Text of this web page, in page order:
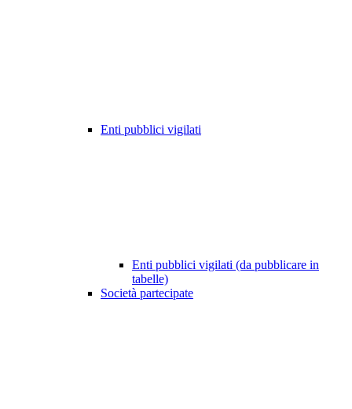
Enti pubblici vigilati
Enti pubblici vigilati (da pubblicare in
tabelle)
Società partecipate